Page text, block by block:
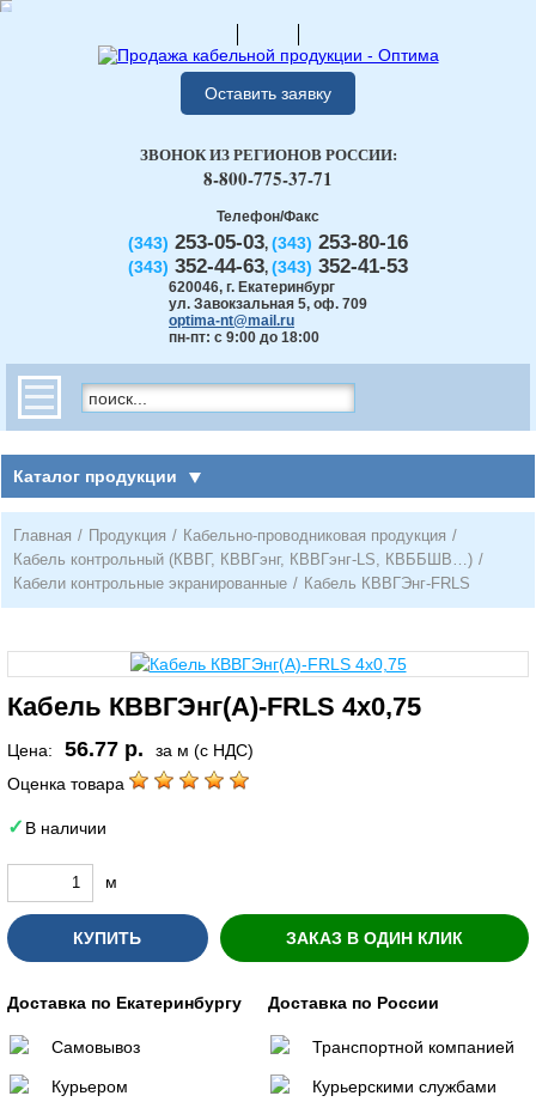
Оставить заявку
Телефон/Факс
(343) 253-05-03, (343) 253-80-16
(343) 352-44-63, (343) 352-41-53
620046, г. Екатеринбург
ул. Завокзальная 5, оф. 709
optima-nt@mail.ru
пн-пт: с 9:00 до 18:00
ЗВОНОК ИЗ РЕГИОНОВ РОССИИ:
8-800-775-37-71
Каталог продукции
Главная / Продукция / Кабельно-проводниковая продукция /
Кабель контрольный (КВВГ, КВВГэнг, КВВГэнг-LS, КВББШВ…) /
Кабели контрольные экранированные / Кабель КВВГЭнг-FRLS
Кабель КВВГЭнг(А)-FRLS 4х0,75
Цена: 56.77 р.
за м (с НДС)
Оценка товара
В наличии
м
КУПИТЬ ЗАКАЗ В ОДИН КЛИК
Доставка по Екатеринбургу
Самовывоз
Курьером
Доставка по России
Транспортной компанией
Курьерскими службами